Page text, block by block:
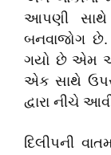
આપણી સાથે
બનવાજોગ
ગયો છે એમ
એક સાથે
દ્વારા નીચે
દિલીપની